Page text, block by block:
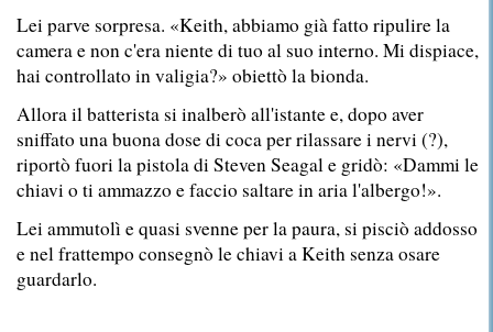
Lei parve sorpresa. «Keith, abbiamo già fatto ripulire la
camera e non c'era niente di tuo al suo interno. Mi dispiace,
hai controllato in valigia?» obiettò la bionda.
Allora il batterista si inalberò all'istante e, dopo aver
sniffato una buona dose di coca per rilassare i nervi (?),
riportò fuori la pistola di Steven Seagal e gridò: «Dammi le
chiavi o ti ammazzo e faccio saltare in aria l'albergo!».
Lei ammutolì e quasi svenne per la paura, si pisciò addosso
e nel frattempo consegnò le chiavi a Keith senza osare
guardarlo.